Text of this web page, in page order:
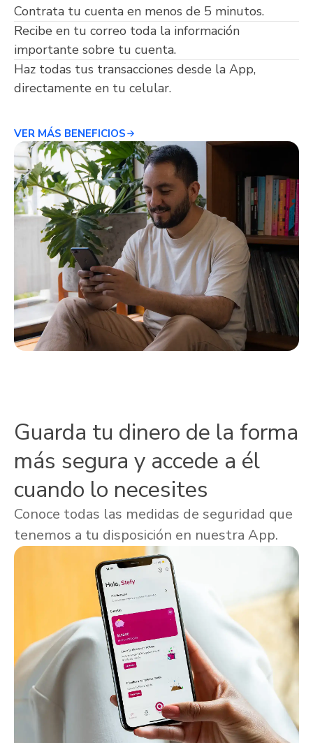
Contrata tu cuenta en menos de 5 minutos.
Recibe en tu correo toda la información
importante sobre tu cuenta.
Haz todas tus transacciones desde la App,
directamente en tu celular.
VER MÁS BENEFICIOS
Guarda tu dinero de la forma
más segura y accede a él
cuando lo necesites
Conoce todas las medidas de seguridad que
tenemos a tu disposición en nuestra App.